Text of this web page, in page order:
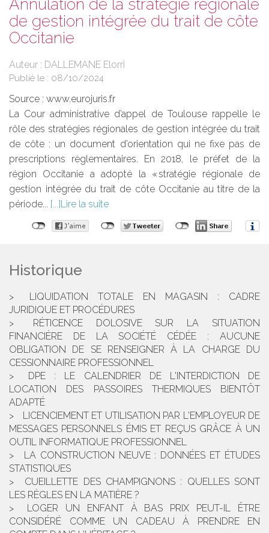
Annulation de la stratégie régionale
de gestion intégrée du trait de côte
Occitanie
Auteur : DALLEMANE Elorri
Publié le : 08/10/2024
Source : www.eurojuris.fr
La Cour administrative d’appel de Toulouse rappelle le
rôle des stratégies régionales de gestion intégrée du trait
de côte : un document d’orientation qui ne fixe pas de
prescriptions règlementaires. En 2018, le préfet de la
région Occitanie a adopté la « stratégie régionale de
gestion intégrée du trait de côte Occitanie au titre de la
période...
Lire la suite
Historique
LIQUIDATION TOTALE EN MAGASIN : CADRE
JURIDIQUE ET PROCÉDURES
RÉTICENCE DOLOSIVE SUR LA SITUATION
FINANCIÈRE DE LA SOCIÉTÉ CÉDÉE : AUCUNE
OBLIGATION DE SE RENSEIGNER À LA CHARGE DU
CESSIONNAIRE PROFESSIONNEL
DPE : LE CALENDRIER DE L'INTERDICTION DE
LOCATION DES PASSOIRES THERMIQUES BIENTÔT
ADAPTÉ
LICENCIEMENT ET UTILISATION PAR L'EMPLOYEUR DE
MESSAGES PERSONNELS ÉMIS ET REÇUS GRÂCE À UN
OUTIL INFORMATIQUE PROFESSIONNEL
LA CONSTRUCTION NEUVE : DONNÉES ET ÉTUDES
STATISTIQUES
CUEILLETTE DES CHAMPIGNONS : QUELLES SONT
LES RÈGLES EN LA MATIÈRE ?
LOGER UN ENFANT À BAS PRIX PEUT-IL ÊTRE
CONSIDÉRÉ COMME UN CADEAU À PRENDRE EN